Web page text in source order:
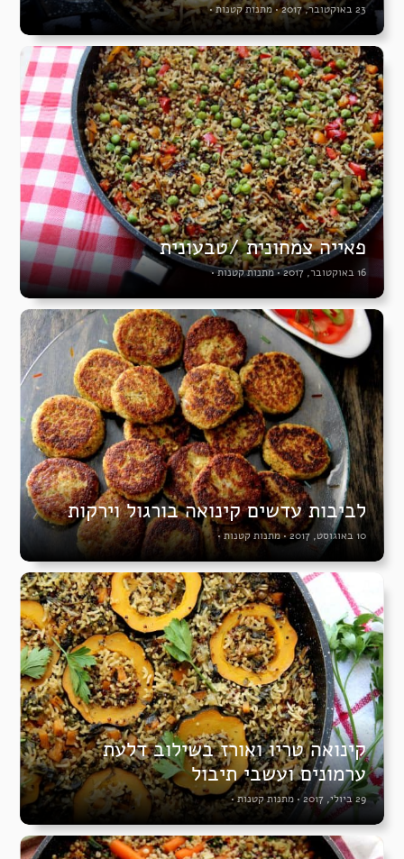
23 באוקטובר, 2017 •מתנות קטנות •
פאייה צמחונית /טבעונית
16 באוקטובר, 2017 •מתנות קטנות•
לביבות עדשים קינואה בורגול וירקות
10 באוגוסט, 2017 •מתנות קטנות •
קינואה טריו ואורז בשילוב דלעת
ערמונים ועשבי תיבול
29 ביולי, 2017 • מתנות קטנות•